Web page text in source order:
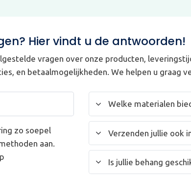
Hier vindt u de antwoorden!
vragen over onze producten,
en betaalmogelijkheden. We helpen u graag
zo soepel
aan.
Welke materialen
Verzenden jullie ook
Is jullie behang